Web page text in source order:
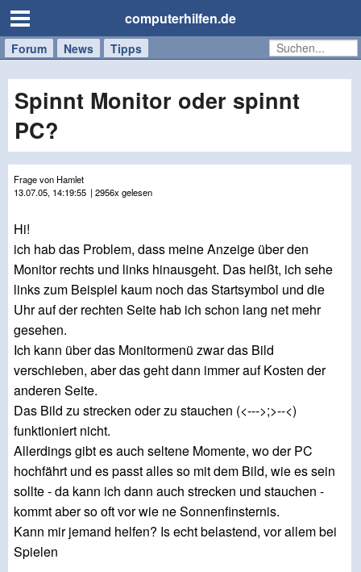
computerhilfen.de
Forum News Tipps
Handy
Tablet
Windows
Mac
Spinnt Monitor oder spinnt
PC?
Frage von Hamlet
13.07.05, 14:19:55 | 2956x gelesen
Hi!
ich hab das Problem, dass meine Anzeige über den
Monitor rechts und links hinausgeht. Das heißt, ich sehe
links zum Beispiel kaum noch das Startsymbol und die
Uhr auf der rechten Seite hab ich schon lang net mehr
gesehen.
Ich kann über das Monitormenü zwar das Bild
verschieben, aber das geht dann immer auf Kosten der
anderen Seite.
Das Bild zu strecken oder zu stauchen (<--->;>--<)
funktioniert nicht.
Allerdings gibt es auch seltene Momente, wo der PC
hochfährt und es passt alles so mit dem Bild, wie es sein
sollte - da kann ich dann auch strecken und stauchen -
kommt aber so oft vor wie ne Sonnenfinsternis.
Kann mir jemand helfen? Is echt belastend, vor allem bei
Spielen